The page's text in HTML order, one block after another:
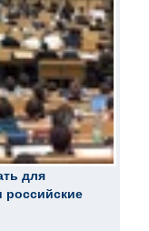
для
российские